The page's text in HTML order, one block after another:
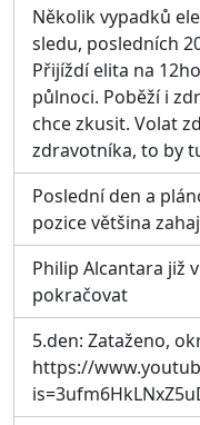
Několik vypadků
sledu, posledních
Přijíždí elita na
půlnoci. Poběží i
chce zkusit. Volat
zdravotníka, to by
Poslední den a
pozice většina
Philip Alcantara již
pokračovat
5.den: Zataženo,
https://